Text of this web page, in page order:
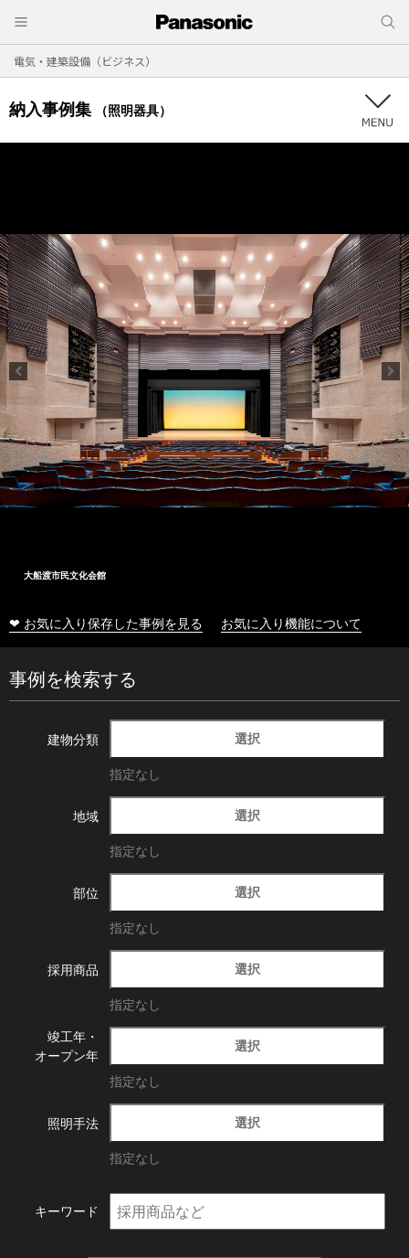
電気・建築設備（ビジネス）
納入事例集 （照明器具）
大船渡市民文化会館
❤ お気に入り保存した事例を見る お気に入り機能について
事例を検索する
建物分類 選択
指定なし
地域 選択
指定なし
部位 選択
指定なし
採用商品 選択
指定なし
竣工年・
オープン年
選択
指定なし
照明手法 選択
指定なし
キーワード